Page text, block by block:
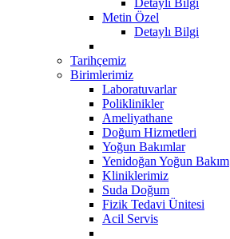
Metin Özel
Detaylı Bilgi
Tarihçemiz
Birimlerimiz
Laboratuvarlar
Poliklinikler
Ameliyathane
Doğum Hizmetleri
Yoğun Bakımlar
Yenidoğan Yoğun Bakım
Kliniklerimiz
Suda Doğum
Fizik Tedavi Ünitesi
Acil Servis